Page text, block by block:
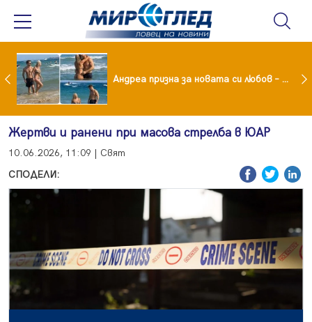
Драма вместо щастие: Звезда от "Татковци" е в болница с високорискова бременност Андреа призна за новата си любов – руснакът Игор
Жертви и ранени при масова стрелба в ЮАР
10.06.2026, 11:09 | Свят
СПОДЕЛИ: